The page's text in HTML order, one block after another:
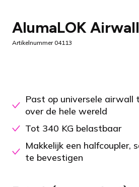
AlumaLOK
Artikelnummer 04113
Past op universele airwall
over de hele wereld
Tot 340 KG belastbaar
Makkelijk een halfcoupler,
te bevestigen